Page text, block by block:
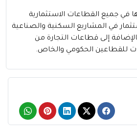
جميع القطاعات الاستثمارية
في المشاريع السكنية والصناعية
بالإضافة إلى قطاعات التجارة من
للقطاعين الحكومي والخاص.